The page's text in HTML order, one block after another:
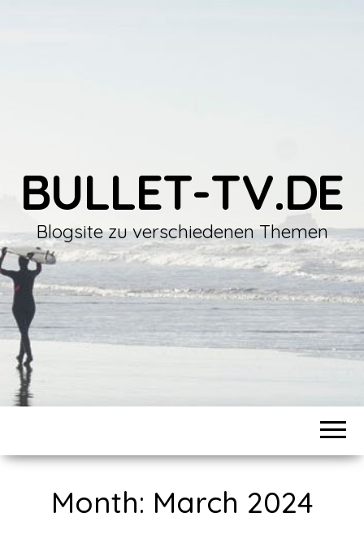
BULLET-TV.DE
Blogsite zu verschiedenen Themen
Month: March 2024